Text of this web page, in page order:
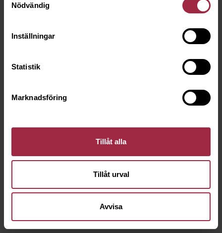
Nödvändig
Inställningar
Statistik
Marknadsföring
Tillåt alla
Tillåt urval
Avvisa